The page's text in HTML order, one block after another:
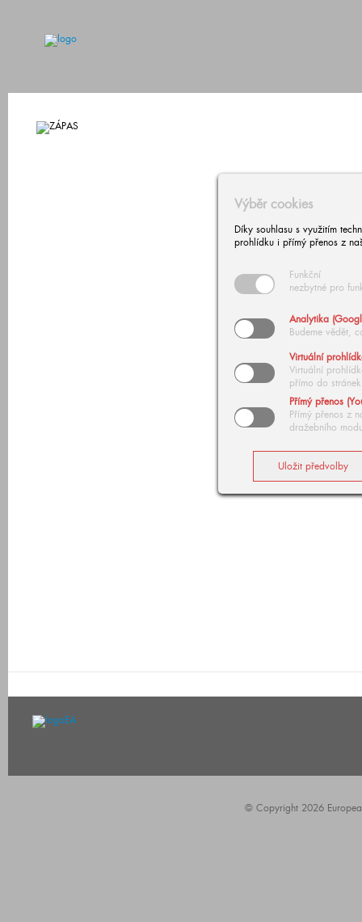
Výběr cookies
Díky souhlasu s využitím
prohlídku i přímý přenos z
Funkční
nezbytné pro
Analytika
Budeme vědět,
Virtuální
Virtuální
přímo do stránek
Přímý přenos
Přímý přenos z
dražebního
© Copyright 2026